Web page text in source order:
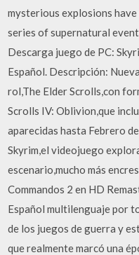
mysterious explosions
series of supernatural
Descarga juego de PC:
Español. Descripción:
rol,The Elder Scrolls,con
Scrolls IV: Oblivion,que
aparecidas hasta Febrero
Skyrim,el videojuego
escenario,mucho más
Commandos 2 en HD
Español multilenguaje por
de los juegos de guerra y
que realmente marcó una